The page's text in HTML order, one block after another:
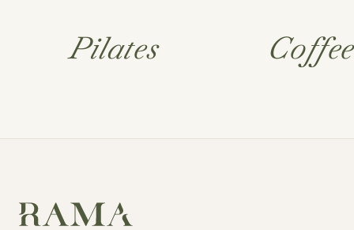
Pilates